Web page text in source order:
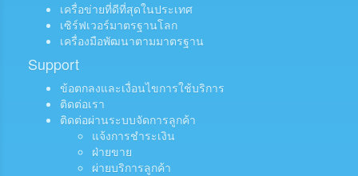
เครื่อข่ายที่ดีที่สุดในประเทศ
เซิร์ฟเวอร์มาตรฐานโลก
เครื่องมือพัฒนาตามมาตรฐาน
Support
ข้อตกลงและเงื่อนไขการใช้บริการ
ติดต่อเรา
ติดต่อผ่านระบบจัดการลูกค้า
แจ้งการชำระเงิน
ฝ่ายขาย
ผ่ายบริการลูกค้า